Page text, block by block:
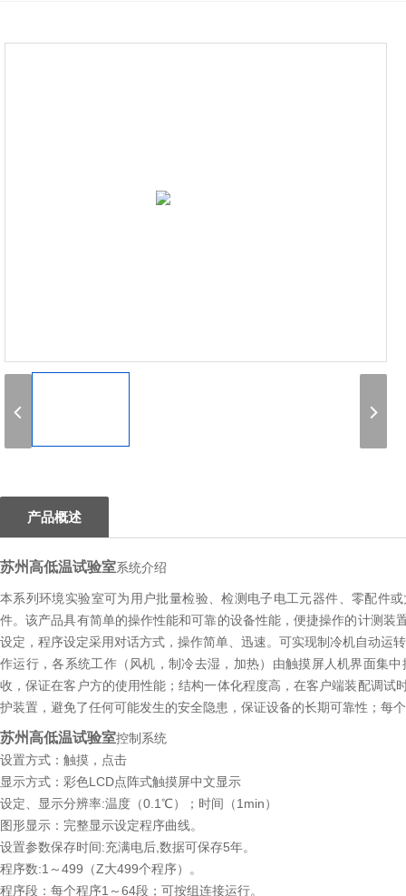
产品概述
苏州高低温试验室系统介绍
本系列环境实验室可为用户批量检验、检测电子电工元器件、零配件
件。该产品具有简单的操作性能和可靠的设备性能，便捷操作的计测
设定，程序设定采用对话方式，操作简单、迅速。可实现制冷机自动运
作运行，各系统工作（风机，制冷去湿，加热）由触摸屏人机界面集
收，保证在客户方的使用性能；结构一体化程度高，在客户端装配调
护装置，避免了任何可能发生的安全隐患，保证设备的长期可靠性；每
苏州高低温试验室控制系统
设置方式：触摸，点击
显示方式：彩色LCD点阵式触摸屏中文显示
设定、显示分辨率:温度（0.1℃）；时间（1min）
图形显示：完整显示设定程序曲线。
设置参数保存时间:充满电后,数据可保存5年。
程序数:1～499（Z大499个程序）。
程序段：每个程序1～64段；可按组连接运行。